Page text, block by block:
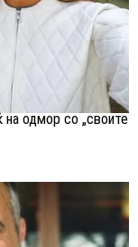
одмор со „своите